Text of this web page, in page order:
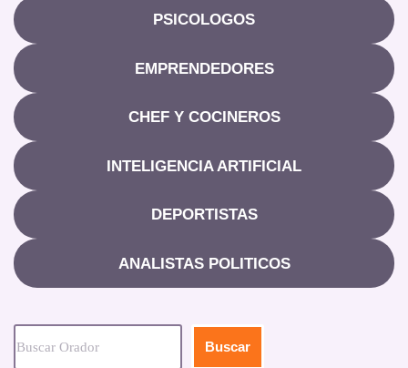
PSICOLOGOS
EMPRENDEDORES
CHEF Y COCINEROS
INTELIGENCIA ARTIFICIAL
DEPORTISTAS
ANALISTAS POLITICOS
Buscar